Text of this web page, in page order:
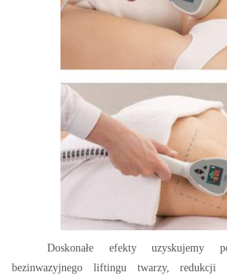
Doskonałe efekty uzyskujemy
bezinwazyjnego liftingu twarzy, redukcji